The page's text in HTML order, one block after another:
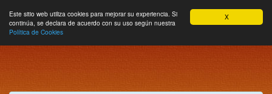
X
Este sitio web utiliza cookies para mejorar su experiencia. Si
continúa, se declara de acuerdo con su uso según nuestra
Política de Cookies
Hobbycrash Mi cuenta